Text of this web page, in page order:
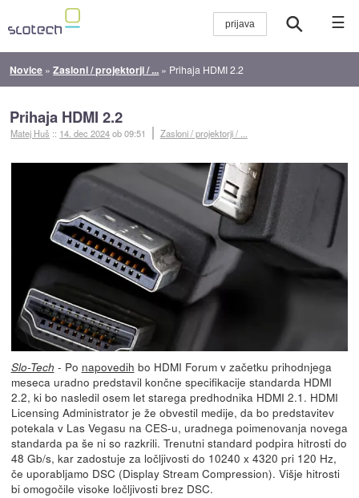
☰
Novice »Zasloni / projektorji / ... » Prihaja HDMI 2.2
Prihaja HDMI 2.2
Matej Huš :: 14. dec 2024ob 09:51 Zasloni / projektorji / ...
Slo-Tech - Po napovedih bo HDMI Forum v začetku prihodnjega
meseca uradno predstavil končne specifikacije standarda HDMI
2.2, ki bo nasledil osem let starega predhodnika HDMI 2.1. HDMI
Licensing Administrator je že obvestil medije, da bo predstavitev
potekala v Las Vegasu na CES-u, uradnega poimenovanja novega
standarda pa še ni so razkrili. Trenutni standard podpira hitrosti do
48 Gb/s, kar zadostuje za ločljivosti do 10240 x 4320 pri 120 Hz,
če uporabljamo DSC (Display Stream Compression). Višje hitrosti
bi omogočile visoke ločljivosti brez DSC.